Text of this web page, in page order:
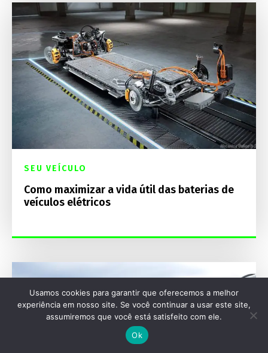
SEU VEÍCULO
Como maximizar a vida útil das baterias de
veículos elétricos
Usamos cookies para garantir que oferecemos a melhor
experiência em nosso site. Se você continuar a usar este site,
assumiremos que você está satisfeito com ele.
Ok